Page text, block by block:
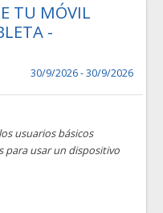
TU MÓVIL
-
30/9/2026 - 30/9/2026
usuarios básicos
para usar un dispositivo